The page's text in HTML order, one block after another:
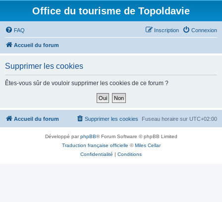
Office du tourisme de Topoldavie
FAQ Connexion
Inscription
Accueil du forum
Supprimer les cookies
Êtes-vous sûr de vouloir supprimer les cookies de ce forum ?
Accueil du forum Fuseau horaire sur UTC+02:00
Supprimer les cookies
Développé parphpBB® Forum Software © phpBB Limited
Traduction française officielle ©Miles Cellar
Confidentialité | Conditions